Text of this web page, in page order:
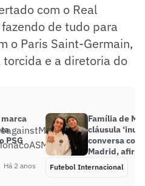
com o Real
de tudo para
o Paris Saint-Germain,
e a diretoria do
PSG
Há 2 anos
Família de
cláusula
conversa com
Madrid,
Futebol Internacional